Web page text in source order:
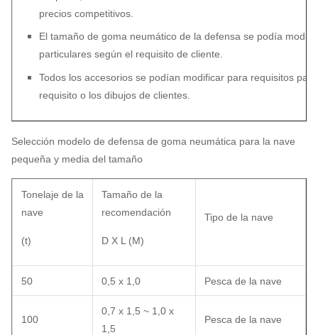
precios competitivos.
El tamaño de goma neumático de la defensa se podía
particulares según el requisito de cliente.
Todos los accesorios se podían modificar para requisitos
requisito o los dibujos de clientes.
Selección modelo de defensa de goma neumática para la nave
pequeña y media del tamaño
Tonelaje de la
nave
(t)
Tamaño de la
recomendación
D X L (M)
Tipo de la nave
50 0,5 x 1,0 Pesca de la nave
100
0,7 x 1,5 ~ 1,0 x
1,5
Pesca de la nave